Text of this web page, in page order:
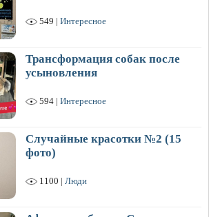
549 | Интересное
Трансформация собак после
усыновления
594 | Интересное
Случайные красотки №2 (15
фото)
1100 | Люди